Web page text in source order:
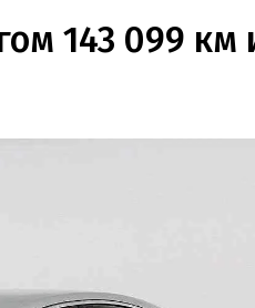
143 099 км